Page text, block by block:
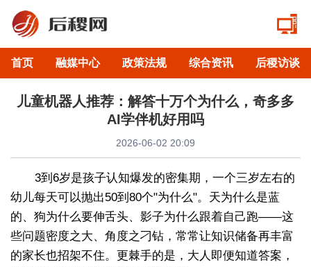
首页 融媒中心 政策法规 综合资讯 后稷访谈
儿童机器人推荐：解答十万个为什么，奇多多
AI学伴机好用吗
2026-06-02 20:09
3到6岁是孩子认知爆发的密集期，一个三岁左右的
幼儿每天可以抛出50到80个"为什么"。天为什么是蓝
的、狗为什么要伸舌头、影子为什么跟着自己跑——这
些问题密度之大、角度之刁钻，常常让知识储备再丰富
的家长也招架不住。更棘手的是，大人即便知道答案，